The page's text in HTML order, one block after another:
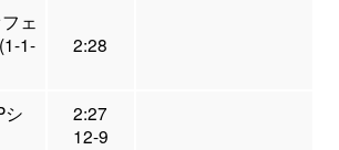
ェ
1-
2:28
シ
2:27
12-9